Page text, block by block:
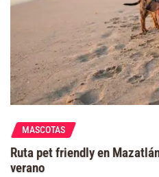
MASCOTAS
Ruta pet friendly en
verano